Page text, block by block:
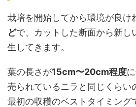
栽培を開始してから環境が良け
どで、カットした断面から新し
生してきます。
葉の長さが15cm〜20cm程度
売られているニラと同じくらい
最初の収穫のベストタイミング